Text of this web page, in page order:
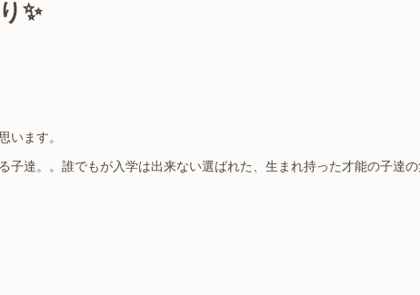
✨
います。
子達。。誰でもが入学は出来ない選ばれた、生まれ持った才能の子達